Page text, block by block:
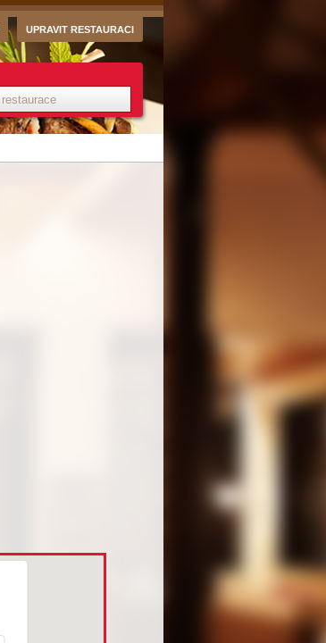
UPRAVIT RESTAURACI